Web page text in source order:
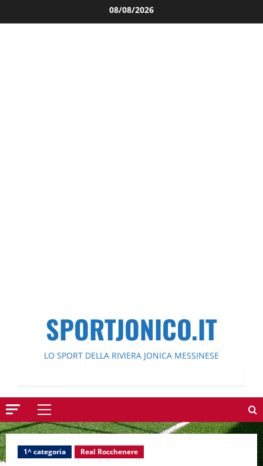
al
08/08/2026
SPORTJONICO.IT
LO SPORT DELLA RIVIERA JONICA MESSINESE
Menu
principale
1^ categoria Real Rocchenere